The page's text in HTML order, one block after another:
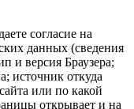
согласие на
данных (сведения
и версия Браузера;
источник откуда
или по какой
открывает и на